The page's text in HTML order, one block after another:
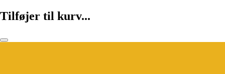
Tilføjer til kurv...